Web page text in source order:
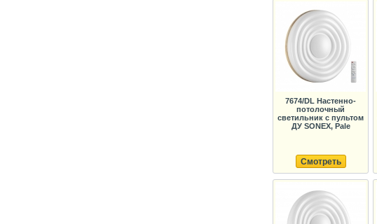
7674/DL Настенно-
потолочный
светильник с пультом
ДУ SONEX, Pale
Смотреть